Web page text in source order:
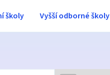
školy Vyšší odborné školy